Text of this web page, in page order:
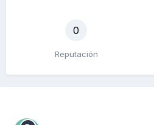
0
Reputación